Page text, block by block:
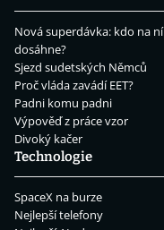
Nová superdávka: kdo na ní
dosáhne?
Sjezd sudetských Němců
Proč vláda zavádí EET?
Padni komu padni
Výpověď z práce vzor
Divoký kačer
Technologie
SpaceX na burze
Nejlepší telefony